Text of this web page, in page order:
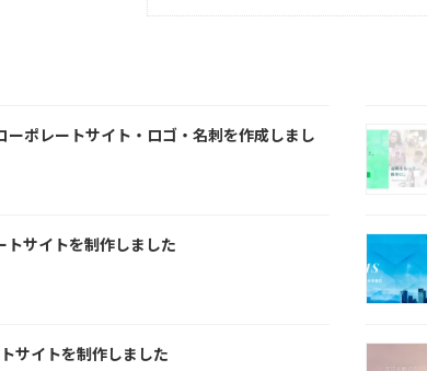
ポレートサイト・ロゴ・名刺を作成しまし
トサイトを制作しました
サイトを制作しました